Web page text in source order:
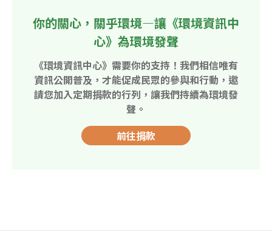
你的關心，關乎環境—讓《環境資訊中
心》為環境發聲
《環境資訊中心》需要你的支持！我們相信唯有
資訊公開普及，才能促成民眾的參與和行動，邀
請您加入定期捐款的行列，讓我們持續為環境發
聲。
前往捐款